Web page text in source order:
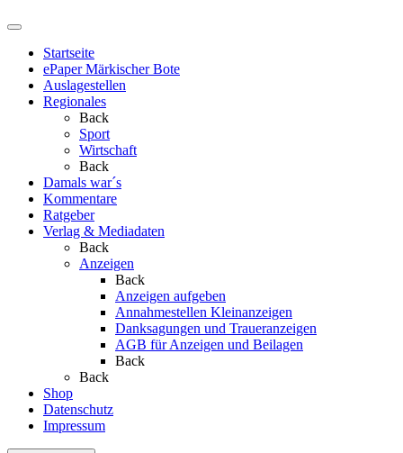
Startseite
ePaper Märkischer Bote
Auslagestellen
Regionales
Back
Sport
Wirtschaft
Back
Damals war´s
Kommentare
Ratgeber
Verlag & Mediadaten
Back
Anzeigen
Back
Anzeigen aufgeben
Annahmestellen Kleinanzeigen
Danksagungen und Traueranzeigen
AGB für Anzeigen und Beilagen
Back
Back
Shop
Datenschutz
Impressum